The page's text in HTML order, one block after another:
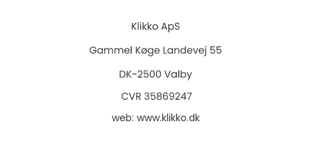
web: www.klikko.dk